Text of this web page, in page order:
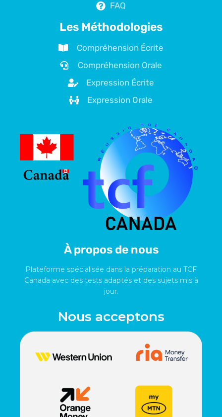
FAQ
Les Méthodologies
Compréhension Écrite
Compréhension Orale
Expression Écrite
Expression Orale
À propos de nous
Plateforme spécialisée dans la préparation au TCF
Canada avec des tests adaptés et des sujets mis à
jour.
Nous acceptons